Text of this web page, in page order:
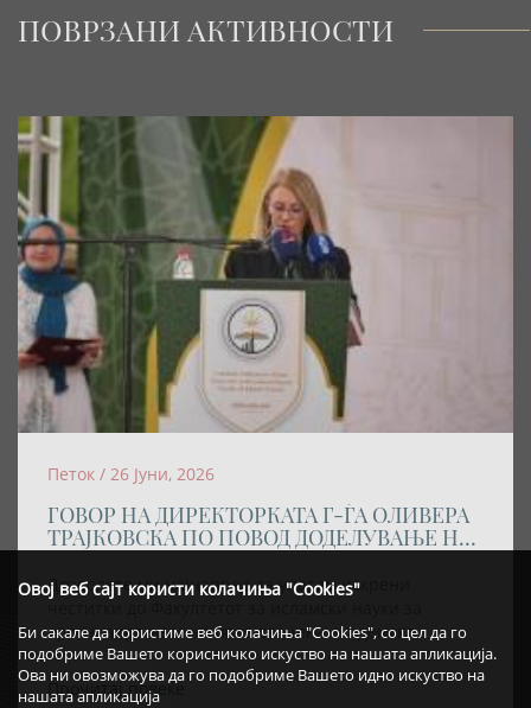
Овој веб сајт користи колачиња "Cookies"
Би сакале да користиме веб колачиња "Cookies", со цел да го
подобриме Вашето корисничко искуство на нашата апликација.
Ова ни овозможува да го подобриме Вашето идно искуство на
нашата апликација
ПОВРЗАНИ АКТИВНОСТИ
Петок / 26 Јуни, 2026
ГОВОР НА ДИРЕКТОРКАТА Г-ЃА ОЛИВЕРА
ТРАЈКОВСКА ПО ПОВОД ДОДЕЛУВАЊЕ НА
АКАДЕМСКАТА ТИТУЛА „DOCTOR
HONORIS CAUSA” НА РЕИСОТ НА ИВЗ
Дозволете ми најнапред да упатам искрени
организирањето на оваа свечена академска
церемонија, како и за одлуката највисокото
академско признание – титулата „Doctor Honoris
Causa“ – да му биде доделена на Реис-ул-улема Хаџи
Прочитај повеќе